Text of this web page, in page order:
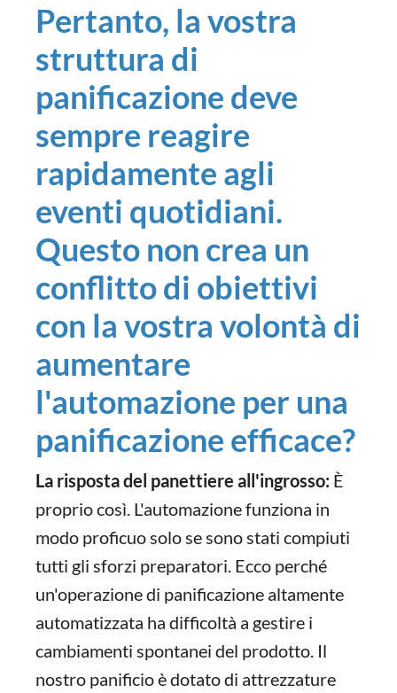
Pertanto, la vostra
struttura di
panificazione deve
sempre reagire
rapidamente agli
eventi quotidiani.
Questo non crea un
conflitto di obiettivi
con la vostra volontà di
aumentare
l'automazione per una
panificazione efficace?
La risposta del panettiere all'ingrosso: È
proprio così. L'automazione funziona in
modo proficuo solo se sono stati compiuti
tutti gli sforzi preparatori. Ecco perché
un'operazione di panificazione altamente
automatizzata ha difficoltà a gestire i
cambiamenti spontanei del prodotto. Il
nostro panificio è dotato di attrezzature